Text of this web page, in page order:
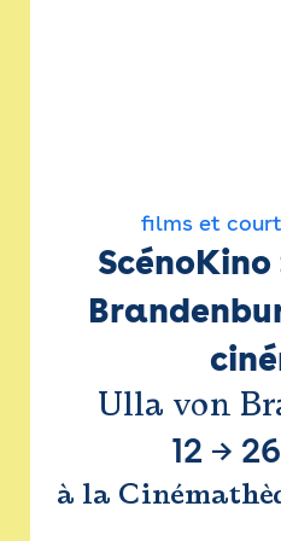
films et
Ulla von
12 →
à la